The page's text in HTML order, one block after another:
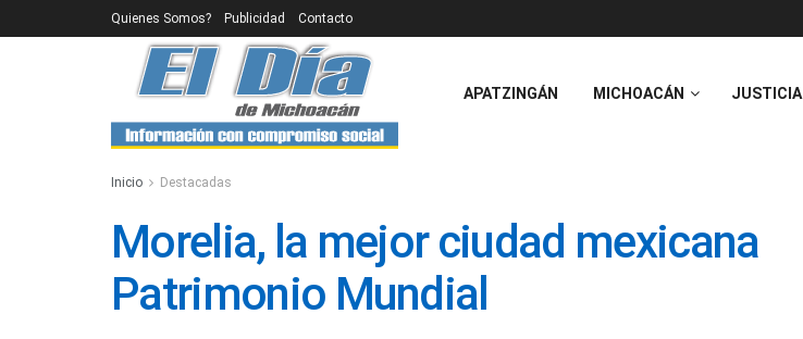
Quienes Somos? Publicidad Contacto
APATZINGÁN MICHOACÁN JUSTICIA
Inicio Destacadas
Morelia, la mejor ciudad mexicana
Patrimonio Mundial